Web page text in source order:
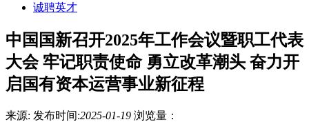
诚聘英才
中国国新召开2025年工作会议暨职工代表
大会 牢记职责使命 勇立改革潮头 奋力开
启国有资本运营事业新征程
来源: 发布时间:2025-01-19 浏览量：